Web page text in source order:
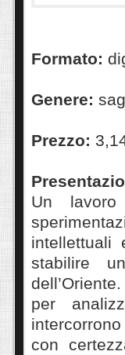
Formato:
Genere:
Prezzo:
Un
intellettuali
stabilire
per
con